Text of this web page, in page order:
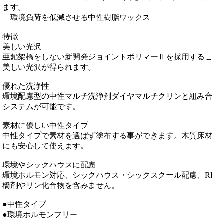
ます。
環境負荷を低減させる中性樹脂ワックス
特徴
美しい光沢
亜鉛架橋をしない新開発ジョイントポリマーⅡを採用する
美しい光沢が得られます。
優れた洗浄性
環境配慮型の中性マルチ洗浄剤ダイヤマルチクリンと組み
システムが可能です。
素材に優しい中性タイプ
中性タイプで素材を選ばず塗布する事ができます。木質床
にも安心して使えます。
環境やシックハウスに配慮
環境ホルモン対応、シックハウス・シックスクール配慮、
橋剤やリン化合物を含みません。
●中性タイプ
●環境ホルモンフリー